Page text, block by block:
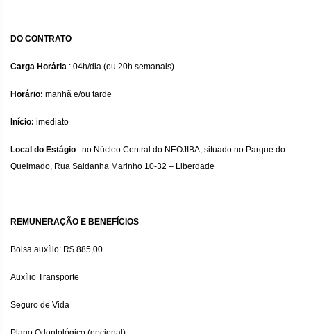
DO CONTRATO
Carga Horária : 04h/dia (ou 20h semanais)
Horário: manhã e/ou tarde
Início: imediato
Local do Estágio : no Núcleo Central do NEOJIBA, situado no Parque do
Queimado, Rua Saldanha Marinho 10-32 – Liberdade
REMUNERAÇÃO E BENEFÍCIOS
Bolsa auxílio: R$ 885,00
Auxílio Transporte
Seguro de Vida